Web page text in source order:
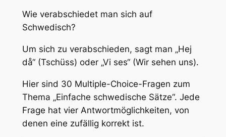
Wie verabschiedet man sich auf
Schwedisch?
Um sich zu verabschieden, sagt man „Hej
då“ (Tschüss) oder „Vi ses“ (Wir sehen uns).
Hier sind 30 Multiple-Choice-Fragen zum
Thema „Einfache schwedische Sätze“. Jede
Frage hat vier Antwortmöglichkeiten, von
denen eine zufällig korrekt ist.